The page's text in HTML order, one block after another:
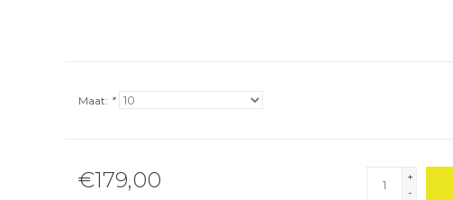
Maat: *
€179,00
+
-